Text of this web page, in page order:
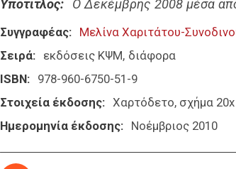
Υπότιτλος Ο Δεκέμβρης 2008 μέσα
Συγγραφέας
Μελίνα Χαριτάτου-
Σειρά
εκδόσεις ΚΨΜ διάφορα
ISBN
978-960-6750-51-9
Στοιχεία έκδοσης
Χαρτόδετο, σχήμα
Ημερομηνία έκδοσης
Νοέμβριος 2010